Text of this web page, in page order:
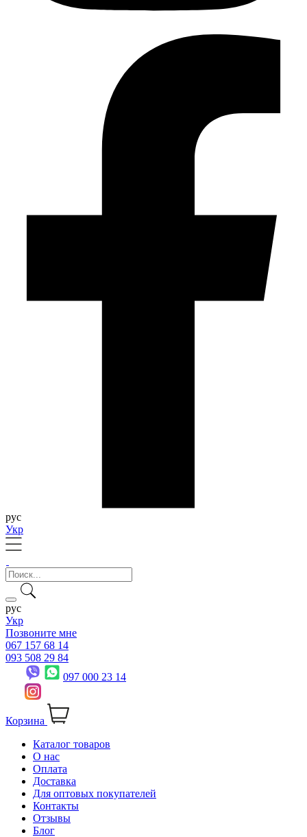
рус
Укр
рус
Укр
Позвоните мне
067 157 68 14
093 508 29 84
097 000 23 14
Корзина
Каталог товаров
О нас
Оплата
Доставка
Для оптовых покупателей
Контакты
Отзывы
Блог